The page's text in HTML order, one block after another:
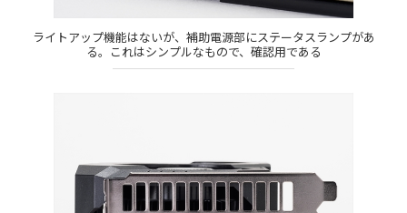
ライトアップ機能はないが、補助電源部にステータスランプがあ
る。これはシンプルなもので、確認用である